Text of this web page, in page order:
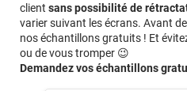
client sans possibilité de
varier suivant les écrans. Avant
nos échantillons gratuits ! Et
ou de vous tromper 😉
Demandez vos échantillons